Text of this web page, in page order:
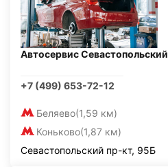
Автосервис Севастопольский
+7 (499) 653-72-12
Беляево(1,59 км)
Коньково(1,87 км)
Севастопольский пр-кт, 95Б